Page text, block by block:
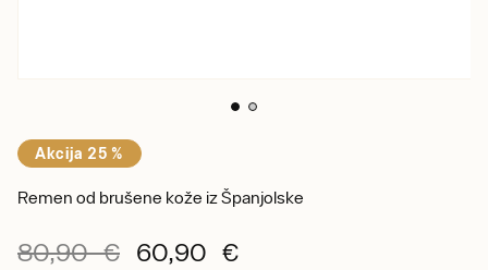
Akcija 25 %
Remen od brušene kože iz Španjolske
80,90 € 60,90 €